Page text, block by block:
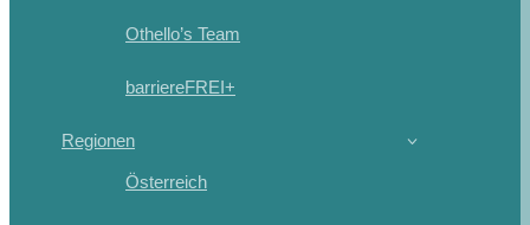
Othello’s Team
barriereFREI+
Regionen
Österreich